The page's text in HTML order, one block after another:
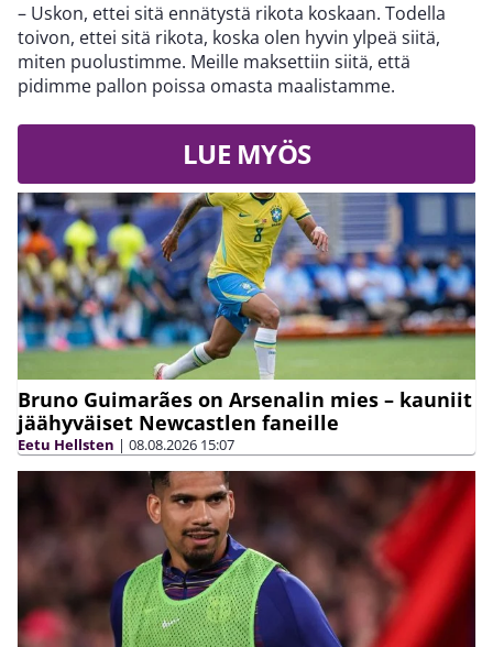
– Uskon, ettei sitä ennätystä rikota koskaan. Todella
toivon, ettei sitä rikota, koska olen hyvin ylpeä siitä,
miten puolustimme. Meille maksettiin siitä, että
pidimme pallon poissa omasta maalistamme.
LUE MYÖS
Bruno Guimarães on Arsenalin mies – kauniit
jäähyväiset Newcastlen faneille
Eetu Hellsten | 08.08.2026 15:07